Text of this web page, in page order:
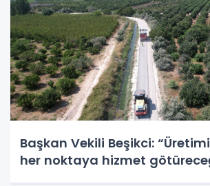
Başkan Vekili Beşikci:
her noktaya hizmet